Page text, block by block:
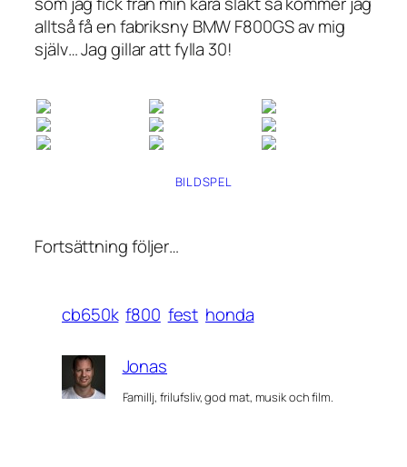
alltså få en fabriksny BMW F800GS av mig
själv… Jag gillar att fylla 30!
BILDSPEL
Fortsättning följer…
cb650k f800 fest honda
Jonas
Famillj, frilufsliv, god mat, musik och film.